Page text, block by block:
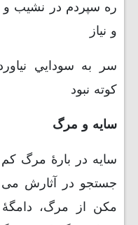
ره سپردم در نشيب و
و نياز
سر به سودايي
كوته نبود
سایه و مرگ
سایه در بارۀ مرگ
جستجو در آثارش می
مکن از مرگ،